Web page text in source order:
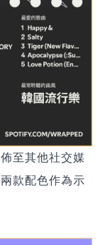
至其他社交媒
款配色作為示